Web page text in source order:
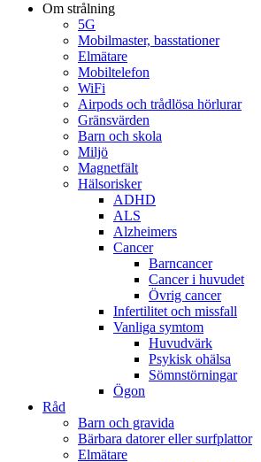
Om strålning
5G
Mobilmaster, basstationer
Elmätare
Mobiltelefon
WiFi
Airpods och trådlösa hörlurar
Gränsvärden
Barn och skola
Miljö
Magnetfält
Hälsorisker
ADHD
ALS
Alzheimers
Cancer
Barncancer
Cancer i huvudet
Övrig cancer
Infertilitet och missfall
Vanliga symtom
Huvudvärk
Psykisk ohälsa
Sömnstörningar
Ögon
Råd
Barn och gravida
Bärbara datorer eller surfplattor
Elmätare